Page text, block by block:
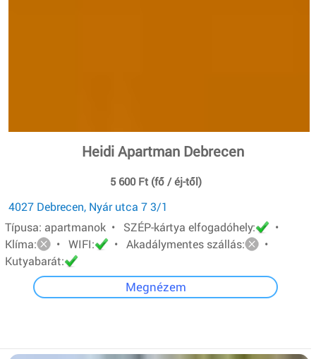
Heidi Apartman Debrecen
5 600 Ft (fő / éj-től)
4027 Debrecen, Nyár utca 7 3/1
Típusa: apartmanok • SZÉP-kártya elfogadóhely:
•
Klíma:
• WIFI: • Akadálymentes szállás:
•
Kutyabarát:
Megnézem